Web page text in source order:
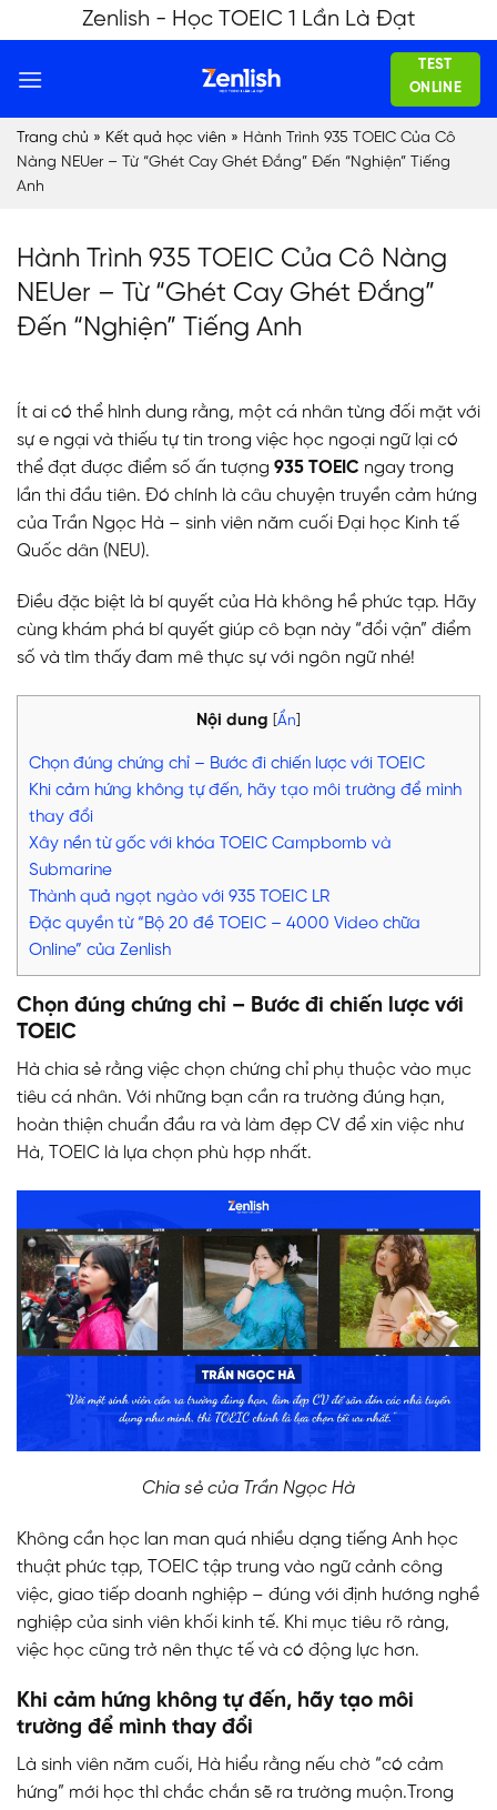
to
content
Zenlish - Học TOEIC 1 Lần Là Đạt
TEST
ONLINE
Trang chủ » Kết quả học viên » Hành Trình 935 TOEIC Của Cô
Nàng NEUer – Từ “Ghét Cay Ghét Đắng” Đến “Nghiện” Tiếng
Anh
Hành Trình 935 TOEIC Của Cô Nàng
NEUer – Từ “Ghét Cay Ghét Đắng”
Đến “Nghiện” Tiếng Anh
Ít ai có thể hình dung rằng, một cá nhân từng đối mặt với
sự e ngại và thiếu tự tin trong việc học ngoại ngữ lại có
thể đạt được điểm số ấn tượng 935 TOEIC ngay trong
lần thi đầu tiên. Đó chính là câu chuyện truyền cảm hứng
của Trần Ngọc Hà – sinh viên năm cuối Đại học Kinh tế
Quốc dân (NEU).
Điều đặc biệt là bí quyết của Hà không hề phức tạp. Hãy
cùng khám phá bí quyết giúp cô bạn này “đổi vận” điểm
số và tìm thấy đam mê thực sự với ngôn ngữ nhé!
Nội dung Ẩn
Chọn đúng chứng chỉ – Bước đi chiến lược với TOEIC
Khi cảm hứng không tự đến, hãy tạo môi trường để mình
thay đổi
Xây nền từ gốc với khóa TOEIC Campbomb và
Submarine
Thành quả ngọt ngào với 935 TOEIC LR
Đặc quyền từ “Bộ 20 đề TOEIC – 4000 Video chữa
Online” của Zenlish
Chọn đúng chứng chỉ – Bước đi chiến lược với
TOEIC
Hà chia sẻ rằng việc chọn chứng chỉ phụ thuộc vào mục
tiêu cá nhân. Với những bạn cần ra trường đúng hạn,
hoàn thiện chuẩn đầu ra và làm đẹp CV để xin việc như
Hà, TOEIC là lựa chọn phù hợp nhất.
Chia sẻ của Trần Ngọc Hà
Không cần học lan man quá nhiều dạng tiếng Anh học
thuật phức tạp, TOEIC tập trung vào ngữ cảnh công
việc, giao tiếp doanh nghiệp – đúng với định hướng nghề
nghiệp của sinh viên khối kinh tế. Khi mục tiêu rõ ràng,
việc học cũng trở nên thực tế và có động lực hơn.
Khi cảm hứng không tự đến, hãy tạo môi
trường để mình thay đổi
Là sinh viên năm cuối, Hà hiểu rằng nếu chờ “có cảm
hứng” mới học thì chắc chắn sẽ ra trường muộn. Trong